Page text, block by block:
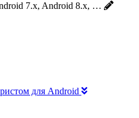
7.x, Android 8.x, …
для Android